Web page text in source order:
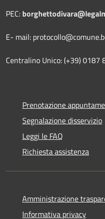
PEC:
E- mail:
Centralino Unico: (+39) 0187
Prenotazione
Segnalazione disservizio
Leggi le FAQ
Richiesta assistenza
Amministrazione
Informativa privacy